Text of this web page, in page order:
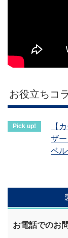
お役立ちコ
【
ザ
ベ
お電話でのお